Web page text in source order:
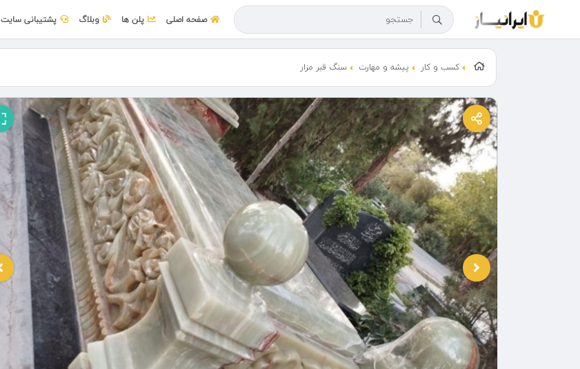
صفحه اصلی پلن ها وبلاگ پشتیبانی سایت
کسب و کار پیشه و مهارت سنگ قبر مزار